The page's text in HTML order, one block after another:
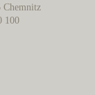
Chemnitz
100